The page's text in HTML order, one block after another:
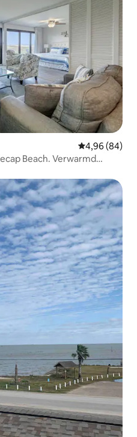
Gemiddelde
4,96 (84)
Beach. Verwarmd